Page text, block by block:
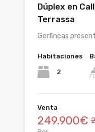
Dúplex en
Terrassa
Gerfincas
Habitaciones
2
Venta
249.900€